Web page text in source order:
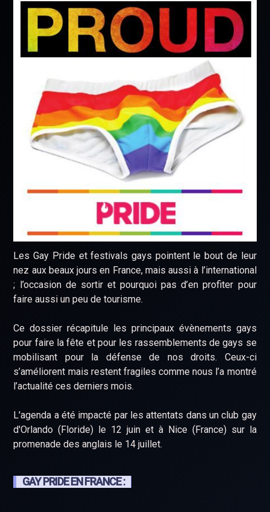
Les Gay Pride et festivals gays pointent le bout de leur
nez aux beaux jours en France, mais aussi à l’international
; l’occasion de sortir et pourquoi pas d’en profiter pour
faire aussi un peu de tourisme.
Ce dossier récapitule les principaux évènements gays
pour faire la fête et pour les rassemblements de gays se
mobilisant pour la défense de nos droits. Ceux-ci
s’améliorent mais restent fragiles comme nous l’a montré
l’actualité ces derniers mois.
L'agenda a été impacté par les attentats dans un club gay
d'Orlando (Floride) le 12 juin et à Nice (France) sur la
promenade des anglais le 14 juillet.
GAY PRIDE EN FRANCE :